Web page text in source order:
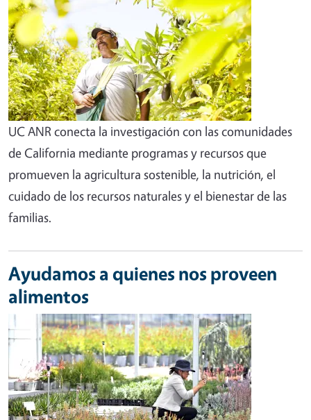
UC ANR conecta la investigación con las comunidades
de California mediante programas y recursos que
promueven la agricultura sostenible, la nutrición, el
cuidado de los recursos naturales y el bienestar de las
familias.
Ayudamos a quienes nos proveen
alimentos